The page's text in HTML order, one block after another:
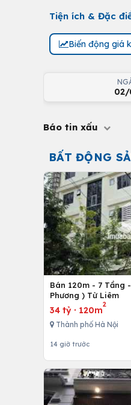
Tiện ích & Đặc
Biến động giá
02/
Báo tin xấu
BẤT ĐỘNG
Bán 120m - 7 Tầng
Phương ) Từ Liêm
34 tỷ · 120m
2
Thành phố Hà Nội
14 giờ trước